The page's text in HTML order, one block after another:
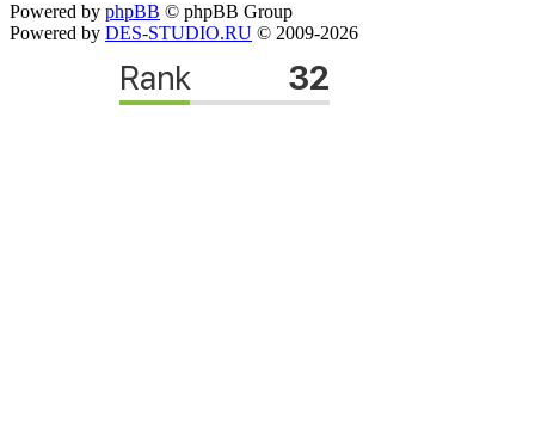
Powered by phpBB © phpBB Group
Powered by DES-STUDIO.RU © 2009-2026